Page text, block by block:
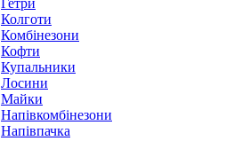
Гетри
Колготи
Комбінезони
Кофти
Купальники
Лосини
Майки
Напівкомбінезони
Напівпачка